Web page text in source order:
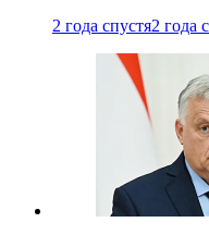
2 года спустя2 года